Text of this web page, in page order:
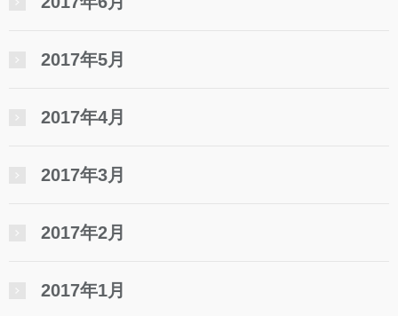
2017年5月
2017年4月
2017年3月
2017年2月
2017年1月